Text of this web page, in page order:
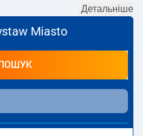
не курсують інші потяги
Детальніше
Miasto